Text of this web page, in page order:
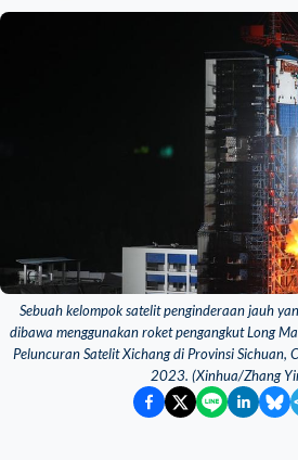
Sebuah kelompok satelit penginderaan jauh
dibawa menggunakan roket pengangkut Long
Peluncuran Satelit Xichang di Provinsi Sichuan,
2023. (Xinhua/Zhang